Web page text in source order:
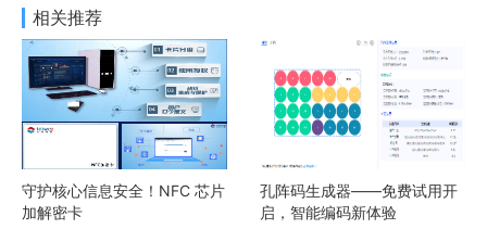
相关推荐
守护核心信息安全！NFC 芯片
加解密卡
孔阵码生成器——免费试用开
启，智能编码新体验